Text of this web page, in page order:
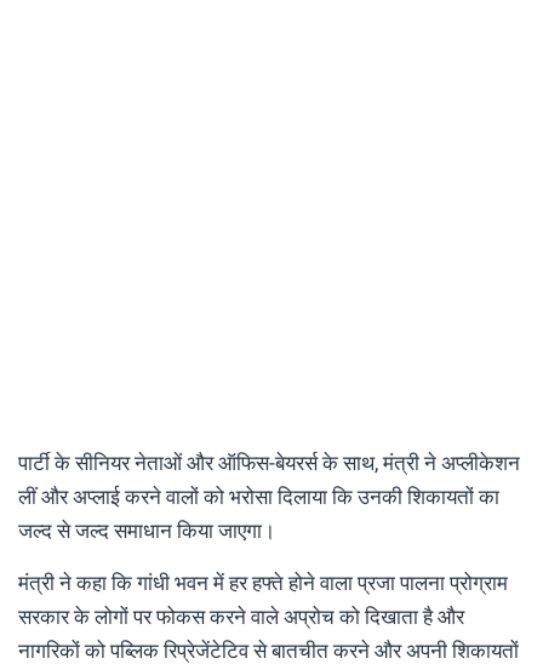
पार्टी के सीनियर नेताओं और ऑफिस-बेयरर्स के साथ, मंत्री ने अप्लीकेशन
लीं और अप्लाई करने वालों को भरोसा दिलाया कि उनकी शिकायतों का
जल्द से जल्द समाधान किया जाएगा।
मंत्री ने कहा कि गांधी भवन में हर हफ्ते होने वाला प्रजा पालना प्रोग्राम
सरकार के लोगों पर फोकस करने वाले अप्रोच को दिखाता है और
नागरिकों को पब्लिक रिप्रेजेंटेटिव से बातचीत करने और अपनी शिकायतों